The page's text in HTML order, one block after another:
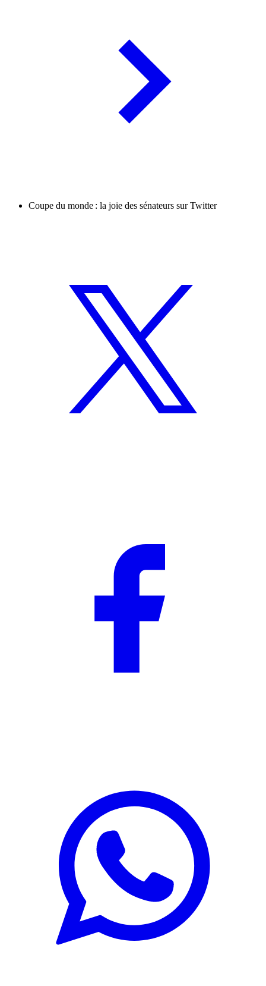
Coupe du monde : la joie des sénateurs sur Twitter